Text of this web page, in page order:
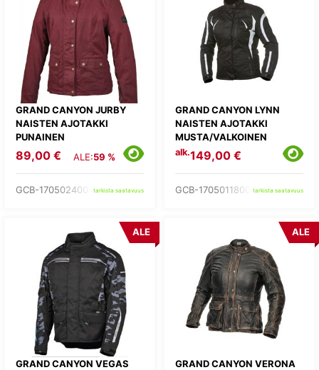
GRAND CANYON JURBY
NAISTEN AJOTAKKI
PUNAINEN
89,00 € ALE:59 %
GCB-170502400- tarkista saatavuus
GRAND CANYON LYNN
NAISTEN AJOTAKKI
MUSTA/VALKOINEN
alk.149,00 €
GCB-1705011800-tarkista saatavuus
GRAND CANYON VEGAS
ALE
GRAND CANYON VERONA
ALE